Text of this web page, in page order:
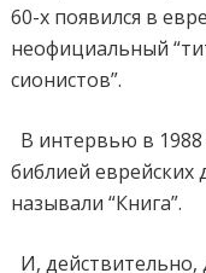
60-х появился в
неофициальный
сионистов”.
В интервью в 1988
библией еврейских
называли “Книга”.
И,